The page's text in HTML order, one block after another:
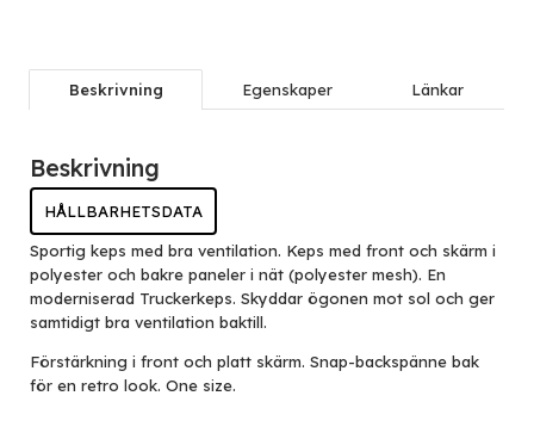
Beskrivning Egenskaper Länkar
Beskrivning
HÅLLBARHETSDATA
Sportig keps med bra ventilation. Keps med front och skärm i
polyester och bakre paneler i nät (polyester mesh). En
moderniserad Truckerkeps. Skyddar ögonen mot sol och ger
samtidigt bra ventilation baktill.
Förstärkning i front och platt skärm. Snap-backspänne bak
för en retro look. One size.